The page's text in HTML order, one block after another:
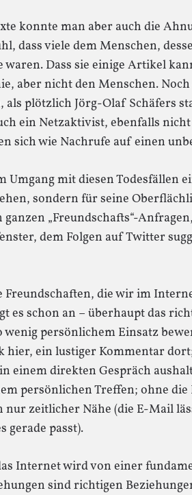
konnte man aber auch die
dass viele dem Menschen,
waren. Dass sie einige Artikel
aber nicht den Menschen.
plötzlich Jörg-Olaf Schäfers
ein Netzaktivist, ebenfalls
sich wie Nachrufe auf einen
Umgang mit diesen Todesfällen
sondern für seine
ganzen „Freundschafts“-
dem Folgen auf Twitter
Freundschaften, die wir im
es schon an – überhaupt das
wenig persönlichem Einsatz
hier, ein lustiger Kommentar
einem direkten Gespräch
persönlichen Treffen; ohne
zeitlicher Nähe (die E-Mail
gerade passt).
Internet wird von einer
sind richtigen